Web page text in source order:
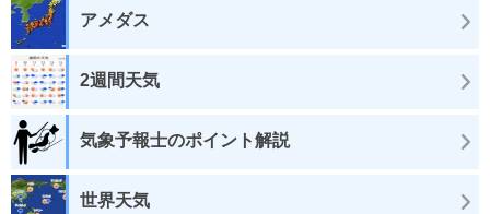
アメダス
2週間天気
気象予報士のポイント解説
世界天気